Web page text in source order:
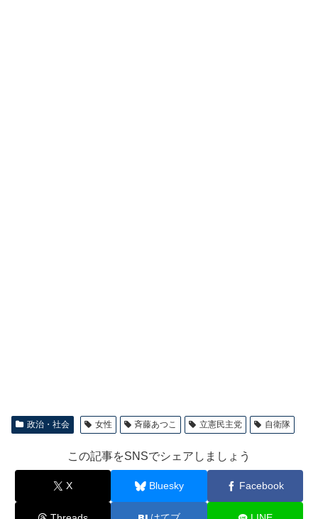
政治・社会 女性 斉藤あつこ 立憲民主党 自衛隊
この記事をSNSでシェアしましょう
X Bluesky Facebook